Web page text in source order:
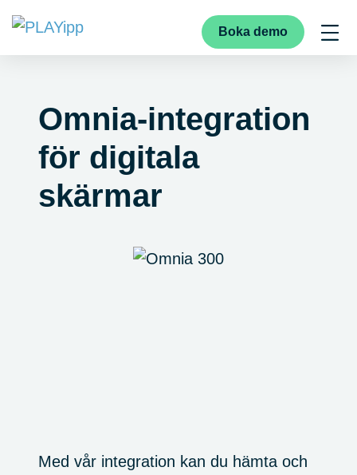
Boka demo
Omnia‑integration
för digitala
skärmar
Med vår integration kan du hämta och